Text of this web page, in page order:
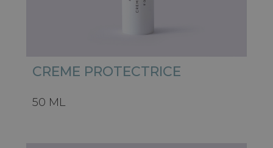
CREME PROTECTRICE
50 ML